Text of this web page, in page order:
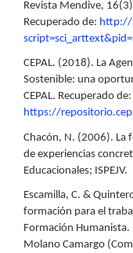
Revista Mendive,
Recuperado de: http://
CEPAL. (2018). La
Sostenible: una
CEPAL. Recuperado de:
https://
Chacón, N. (2006). La
de experiencias
Educacionales; ISPEJV.
Escamilla, C. &
formación para el
Formación Humanista.
Molano Camargo